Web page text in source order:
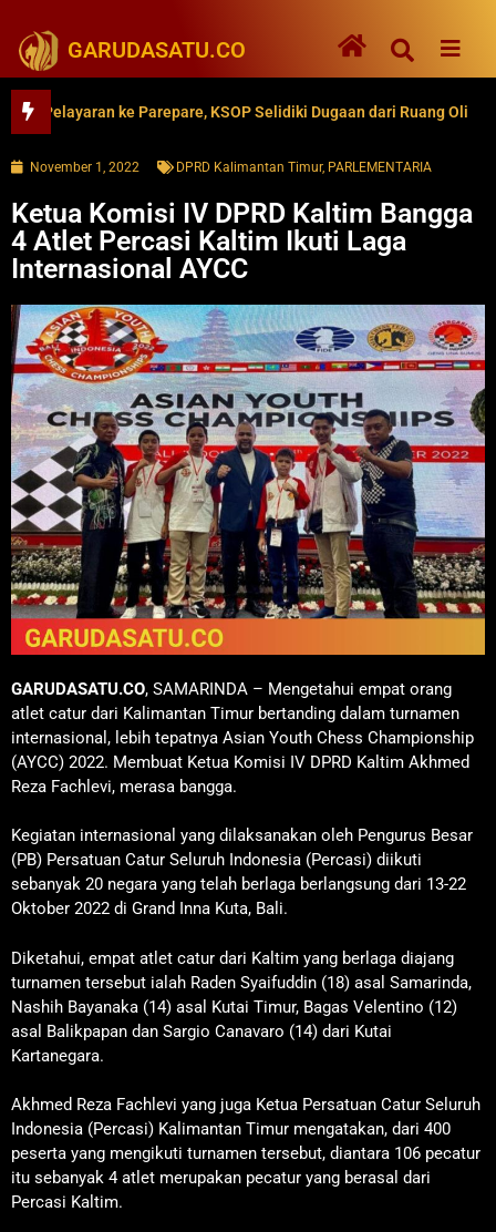
GARUDASATU.CO
ke Parepare, KSOP Selidiki Dugaan dari Ruang Oli
November 1, 2022 DPRD Kalimantan Timur, PARLEMENTARIA
Ketua Komisi IV DPRD Kaltim Bangga
4 Atlet Percasi Kaltim Ikuti Laga
Internasional AYCC
GARUDASATU.CO, SAMARINDA – Mengetahui empat orang
atlet catur dari Kalimantan Timur bertanding dalam turnamen
internasional, lebih tepatnya Asian Youth Chess Championship
(AYCC) 2022. Membuat Ketua Komisi IV DPRD Kaltim Akhmed
Reza Fachlevi, merasa bangga.
Kegiatan internasional yang dilaksanakan oleh Pengurus Besar
(PB) Persatuan Catur Seluruh Indonesia (Percasi) diikuti
sebanyak 20 negara yang telah berlaga berlangsung dari 13-22
Oktober 2022 di Grand Inna Kuta, Bali.
Diketahui, empat atlet catur dari Kaltim yang berlaga diajang
turnamen tersebut ialah Raden Syaifuddin (18) asal Samarinda,
Nashih Bayanaka (14) asal Kutai Timur, Bagas Velentino (12)
asal Balikpapan dan Sargio Canavaro (14) dari Kutai
Kartanegara.
Akhmed Reza Fachlevi yang juga Ketua Persatuan Catur Seluruh
Indonesia (Percasi) Kalimantan Timur mengatakan, dari 400
peserta yang mengikuti turnamen tersebut, diantara 106 pecatur
itu sebanyak 4 atlet merupakan pecatur yang berasal dari
Percasi Kaltim.